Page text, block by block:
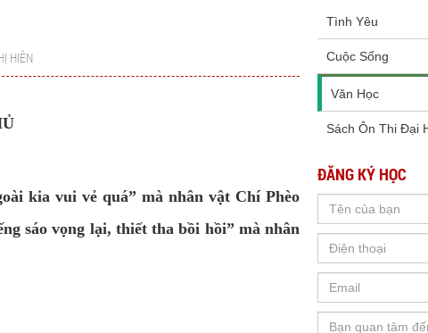
Lớp 12
HIÊN
kia vui vẻ quá” mà nhân vật Chí Phèo
sáo vọng lại, thiết tha bồi hồi” mà nhân
Tình Yêu
Cuộc Sống
Văn Học
Sách Ôn Thi Đại
ĐĂNG KÝ HỌC